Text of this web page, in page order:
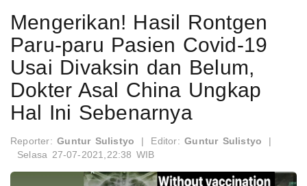
Mengerikan! Hasil Rontgen
Paru-paru Pasien Covid-19
Usai Divaksin dan Belum,
Dokter Asal China Ungkap
Hal Ini Sebenarnya
Reporter:Guntur Sulistyo | Editor:Guntur Sulistyo
|
Selasa 27-07-2021,22:38 WIB